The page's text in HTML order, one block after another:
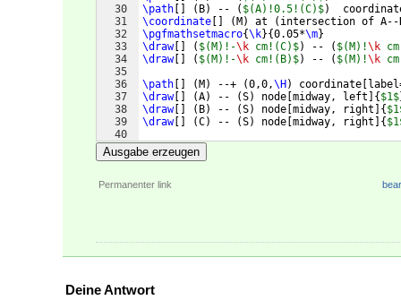
30
31
32
33
34
35
36
37
38
39
40
41
\path
( B) -- ( $(A)!0.5!(C)$)
\coordinate
( M ) at ( intersection of A--
\pgfmathsetmacro{\k}{0.05*\m}
\draw[ ( $(M)!-\k cm!(C)$) -- ( $(M)!\k
\draw[ ( $(M)!-\k cm!(B)$) -- ( $(M)!\k
\path
( M ) --+ (0,0,\H ) coordinate
\draw[ (A) -- (S) node midway, left { $1$
\draw[ ( B) -- (S) node midway, right {
\draw[ (C) -- (S) node midway, right {
\draw[densely dashed
Ausgabe erzeugen
Permanenter link
Deine Antwort